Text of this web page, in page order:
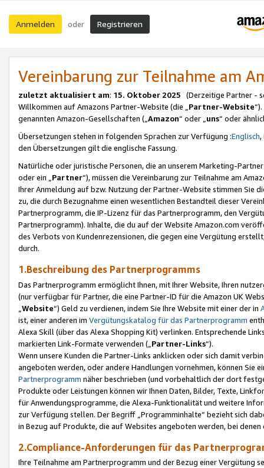
Anmelden oder Registrieren
Vereinbarung zur Teilnahme am
zuletzt aktualisiert am: 15. Oktober 2025 (Derzeitige Partner -
Willkommen auf Amazons Partner-Website (die „Partner-Website
genannten Amazon-Gesellschaften („Amazon“ oder „uns“ oder
Übersetzungen stehen in folgenden Sprachen zur Verfügung :Englisch,
den Übersetzungen gilt die englische Fassung.
Natürliche oder juristische Personen, die an unserem Marketing-
oder ein „Partner“), müssen die Vereinbarung zur Teilnahme am
Ihrer Anmeldung auf bzw. Nutzung der Partner-Website stimmen Sie
zu, die durch Bezugnahme einen wesentlichen Bestandteil dieser
Partnerprogramm, die IP-Lizenz für das Partnerprogramm, den
Partnerprogramm). Inhalte, die du auf der Website Amazon.com
des Verbots von Kundenrezensionen, die gegen eine Vergütung
durch.
1.Beschreibung des Partnerprogramms
Das Partnerprogramm ermöglicht Ihnen, mit Ihrer Website, Ihren
(nur verfügbar für Partner, die eine Partner-ID für die Amazon UK
Website“) Geld zu verdienen, indem Sie Ihre Website mit einer der in
ist, einer anderen im Vergütungskatalog für das Partnerprogramm
Alexa Skill (über das Alexa Shopping Kit) verlinken. Entsprechende
markierten Link-Formate verwenden („ Partner-Links“).
Wenn unsere Kunden die Partner-Links anklicken oder sich damit
angeboten werden, oder andere Handlungen vornehmen, können Sie
Partnerprogramm näher beschrieben (und vorbehaltlich der dort
Produkte oder Leistungen können wir Ihnen Daten, Bilder, Texte,
für Anwendungsprogramme, die Alexa-Funktionalität und weitere
zur Verfügung stellen. Der Begriff „Programminhalte“ bezieht sich
in Bezug auf Produkte, die auf Websites angeboten werden, bei
2.Compliance-Anforderungen für das
Ihre Teilnahme am Partnerprogramm und der Bezug einer Vergütung